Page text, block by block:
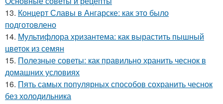
13. Концерт Славы в Ангарске: как это было
подготовлено
14. Мультифлора хризантема: как вырастить пышный
цветок из семян
15. Полезные советы: как правильно хранить чеснок в
домашних условиях
16. Пять самых популярных способов сохранить чеснок
без холодильника